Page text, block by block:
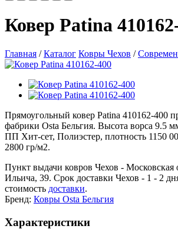
Ковер Patina
Главная / Каталог Ковры Чехов /
Прямоугольный ковер Patina 410162-400
фабрики Osta Бельгия. Высота ворса 9.5
ПП Хит-сет, Полиэстер, плотность 1150
2800 гр/м2.
Пункт выдачи ковров Чехов - Московская
Ильича, 39. Срок доставки Чехов - 1 - 2
стоимость доставки.
Бренд: Ковры Osta Бельгия
Характеристики